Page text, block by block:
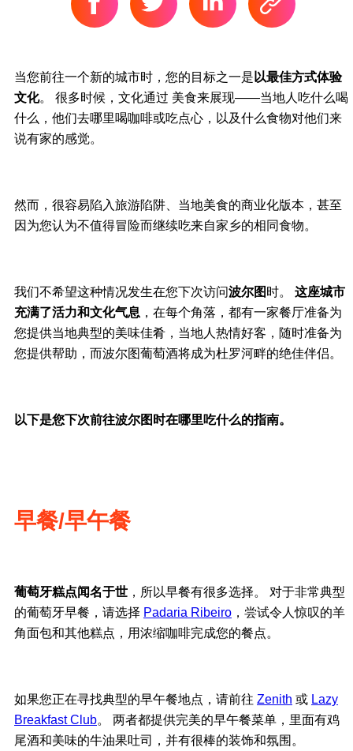
当您前往一个新的城市时，您的目标之一是 以最佳方式体验
文化。 很多时候，文化通过 美食来展现——当地人吃什么喝
什么，他们去哪里喝咖啡或吃点心，以及什么食物对他们来
说有家的感觉。
然而，很容易陷入旅游陷阱、当地美食的商业化版本，甚至
因为您认为不值得冒险而继续吃来自家乡的相同食物。
我们不希望这种情况发生在您下次访问波尔图时。 这座城市
充满了活力和文化气息 ，在每个角落，都有一家餐厅准备为
您提供当地典型的美味佳肴，当地人热情好客，随时准备为
您提供帮助，而波尔图葡萄酒将成为杜罗河畔的绝佳伴侣。
以下是您下次前往波尔图时在哪里吃什么的指南。
早餐/早午餐
葡萄牙糕点闻名于世 ，所以早餐有很多选择。 对于非常典型
的葡萄牙早餐，请选择 Padaria Ribeiro ，尝试令人惊叹的羊
角面包和其他糕点，用浓缩咖啡完成您的餐点。
如果您正在寻找典型的早午餐地点，请前往 Zenith 或 Lazy
Breakfast Club。 两者都提供完美的早午餐菜单，里面有鸡
尾酒和美味的牛油果吐司，并有很棒的装饰和氛围。